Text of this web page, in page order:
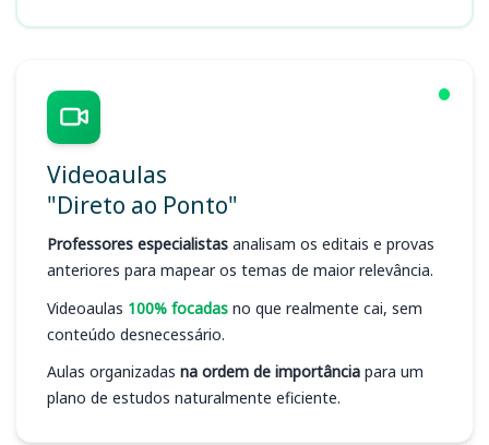
Videoaulas
"Direto ao Ponto"
Professores especialistas analisam os editais e provas
anteriores para mapear os temas de maior relevância.
Videoaulas 100% focadas no que realmente cai, sem
conteúdo desnecessário.
Aulas organizadas na ordem de importância para um
plano de estudos naturalmente eficiente.